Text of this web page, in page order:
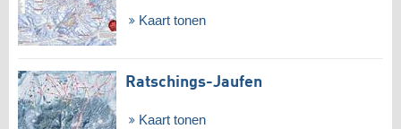
Kaart tonen
Ratschings-Jaufen
Kaart tonen